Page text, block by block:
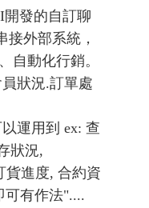
開發的自訂聊
接外部系統，
自動化行銷。
狀況.訂單處
運用到 ex: 查
狀況,
貨進度, 合約資
可有作法"....